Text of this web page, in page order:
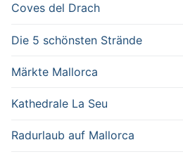
Coves del Drach
Die 5 schönsten Strände
Märkte Mallorca
Kathedrale La Seu
Radurlaub auf Mallorca